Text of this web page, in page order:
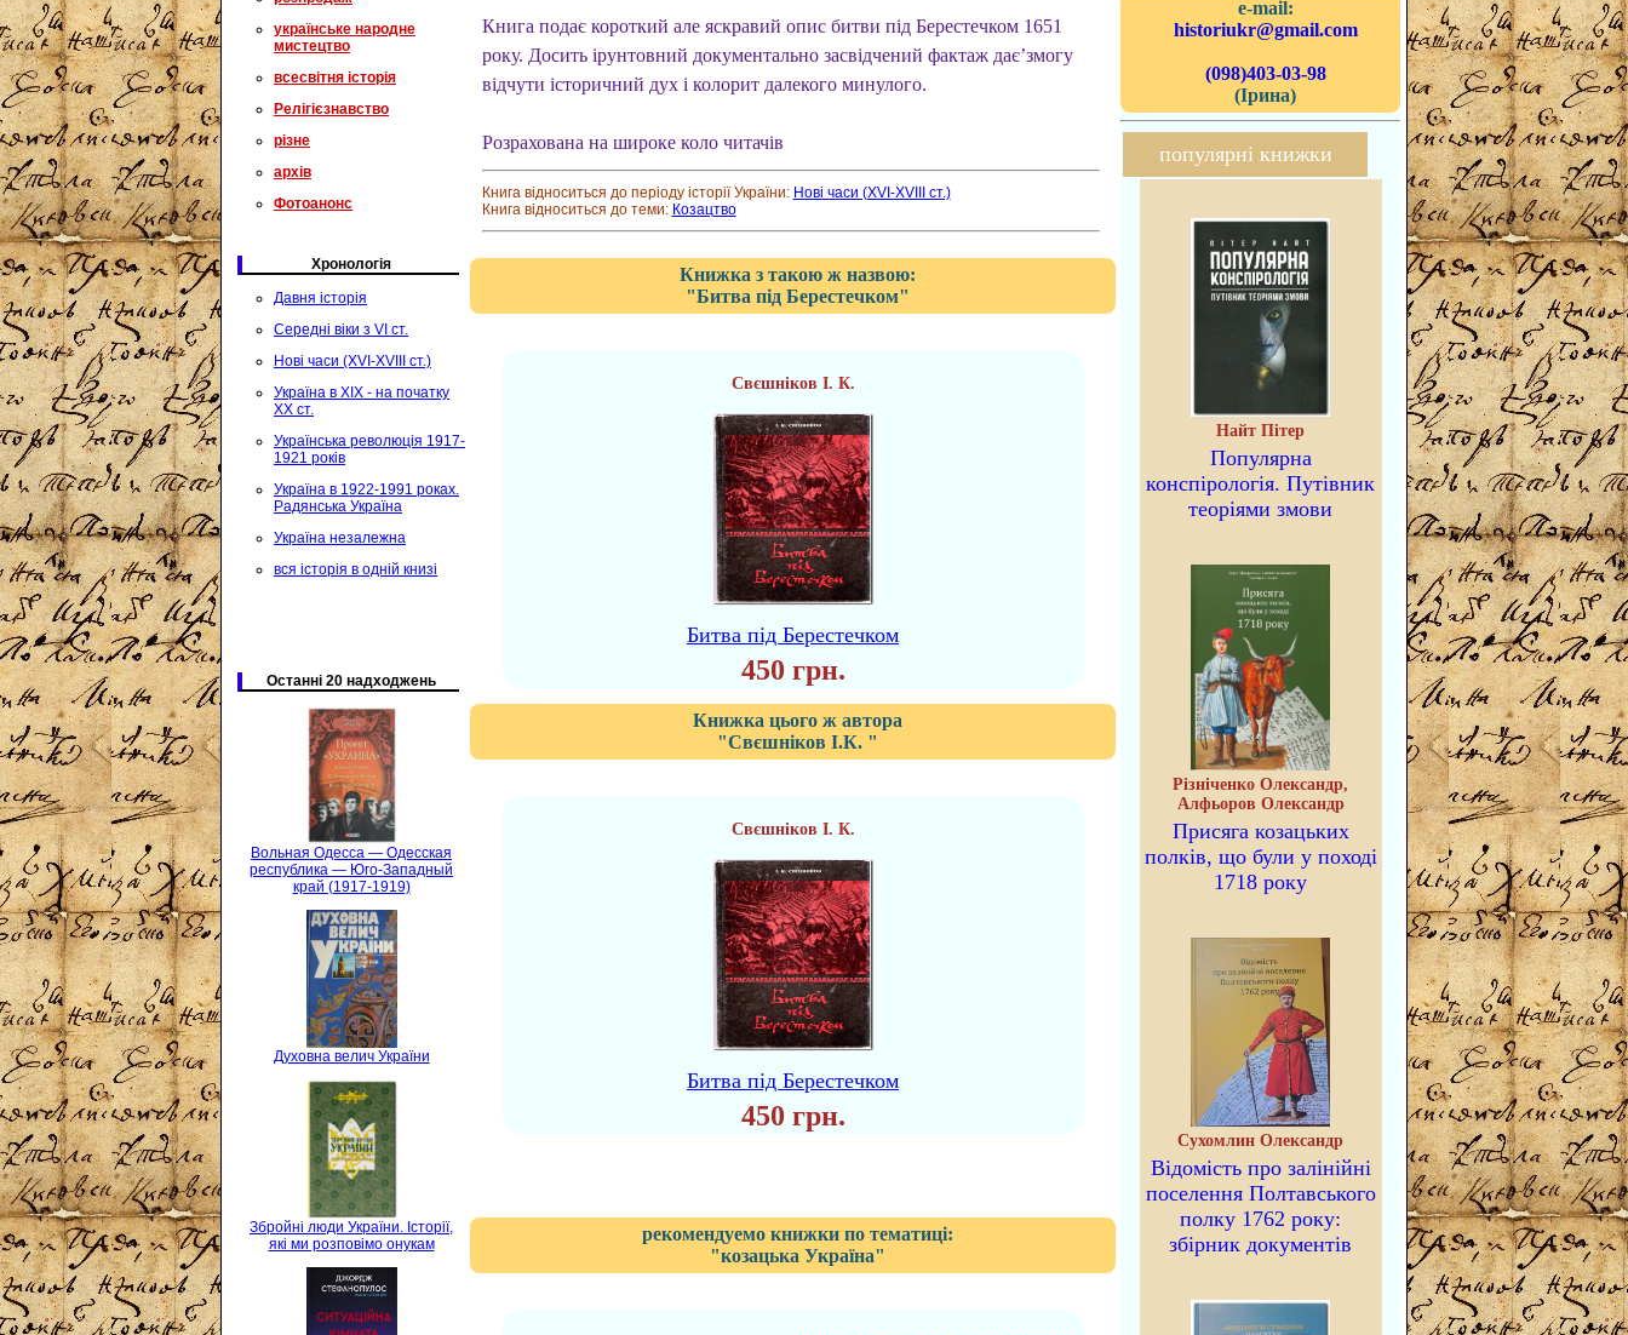
українське народне
мистецтво
всесвітня історія
Релігієзнавство
різне
архів
Фотоанонс
Хронологія
Давня історія
Середні віки з VI ст.
Нові часи (XVI-XVIII ст.)
Україна в XIX - на початку
XX ст.
Українська революція 1917-
1921 років
Україна в 1922-1991 роках.
Радянська Україна
Україна незалежна
вся історія в одній книзі
Останні 20 надходжень
Вольная Одесса — Одесская
республика — Юго-Западный
край (1917-1919)
Духовна велич України
Збройні люди України. Історії,
які ми розповімо онукам
Книга подає короткий але яскравий опис битви під Берестечком 1651
року. Досить ірунтовний документально засвідчений фактаж дає’змогу
відчути історичний дух і колорит далекого минулого.
Розрахована на широке коло читачів
Книга відноситься до періоду історії України: Нові часи (XVI-XVIII ст.)
Книга відноситься до теми: Козацтво
Книжка з такою ж назвою:
"Битва під Берестечком"
Свєшніков І. К.
Битва під Берестечком
450 грн.
Книжка цього ж автора
"Свєшніков І.К. "
Свєшніков І. К.
Битва під Берестечком
450 грн.
рекомендуемо книжки по тематиці:
"козацька Україна"
e-mail:
historiukr@gmail.com
(098)403-03-98
(Ірина)
популярні книжки
Найт Пітер
Популярна
конспірологія. Путівник
теоріями змови
Різніченко Олександр,
Алфьоров Олександр
Присяга козацьких
полків, що були у поході
1718 року
Сухомлин Олександр
Відомість про залінійні
поселення Полтавського
полку 1762 року:
збірник документів